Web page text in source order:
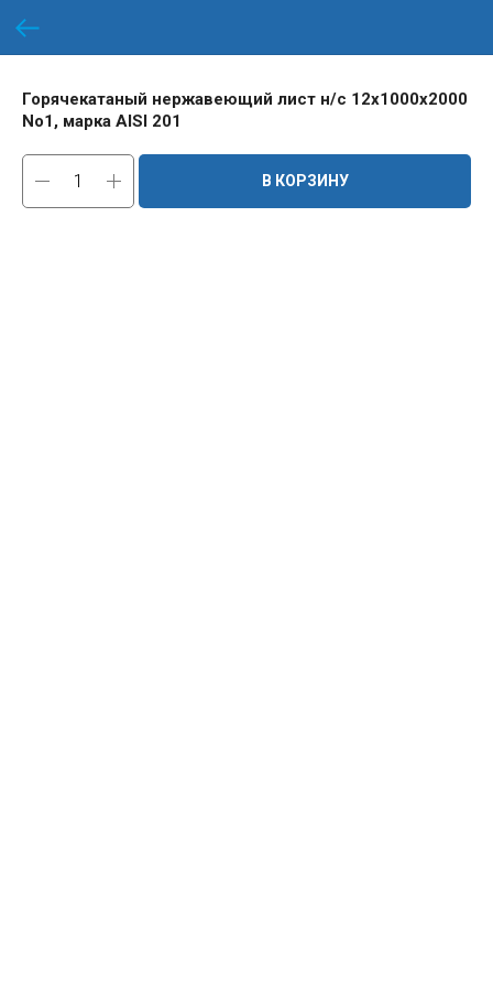
Горячекатаный нержавеющий лист н/с 12х1000х2000
No1, марка AISI 201
В КОРЗИНУ